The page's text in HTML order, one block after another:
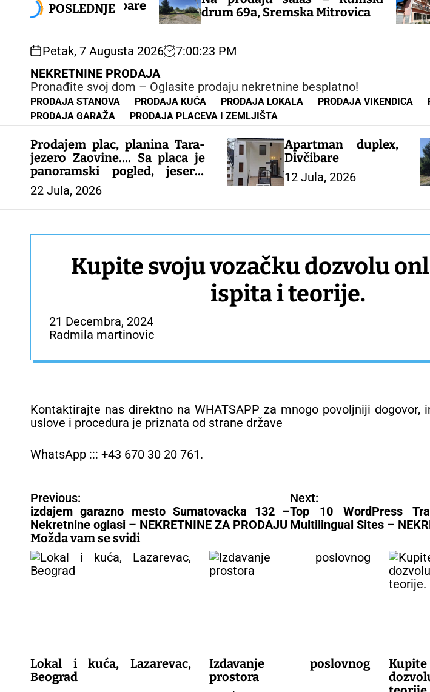
e
POSLEDNJE
Divčibare
drum 69a, Sremska Mitrovica
Kuća u
Petak, 7 Augusta 2026 7:00:23 PM
NEKRETNINE PRODAJA
Pronađite svoj dom – Oglasite prodaju nekretnine besplatno!
PRODAJA STANOVA PRODAJA KUĆA PRODAJA LOKALA PRODAJA VIKENDICA
PRODAJA GARAŽA
PRODAJA PLACEVA I ZEMLJIŠTA
Prodajem plac, planina Tara-
jezero Zaovine…. Sa placa je
panoramski pogled, jesero,
vidi se deo Tare i okolnih
mesta… Plac je gradjevinsko
zemljište, papiri sve
i još opisa Viber
22 Jula, 2026
Apartman duplex,
Divčibare
12 Jula, 2026
Kupite svoju vozačku dozvolu
ispita i teorije.
21 Decembra, 2024
Radmila martinovic
Kontaktirajte nas direktno na WHATSAPP za mnogo povoljniji dogovor,
uslove i procedura je priznata od strane države
WhatsApp ::: +43 670 30 20 761.
N
a
v
i
g
a
c
a
n
a
Previous:
izdajem garazno mesto Sumatovacka 132 –
Nekretnine oglasi – NEKRETNINE ZA PRODAJU
Next:
Top 10 WordPress
Multilingual Sites –
Možda vam se svidi
Lokal i kuća, Lazarevac,
Beograd
Izdavanje poslovnog
prostora